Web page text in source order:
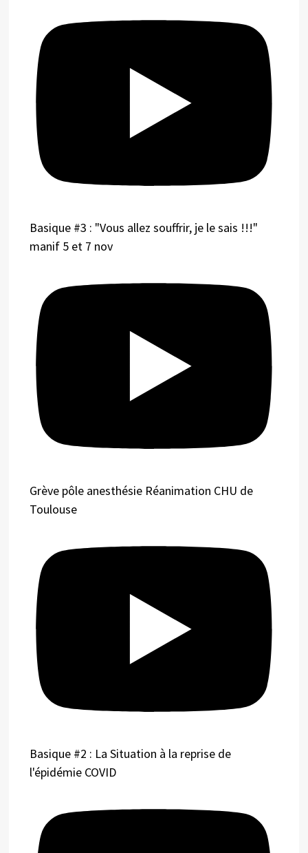
Basique #3 : "Vous allez souffrir, je le sais !!!"
manif 5 et 7 nov
Grève pôle anesthésie Réanimation CHU de
Toulouse
Basique #2 : La Situation à la reprise de
l'épidémie COVID